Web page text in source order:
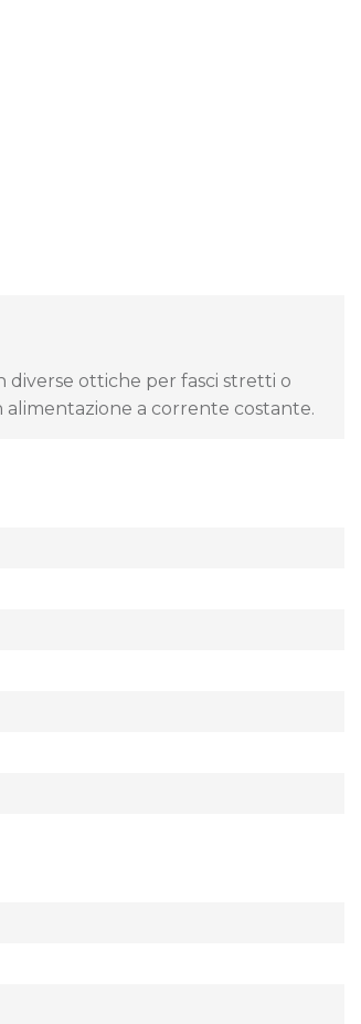
diverse ottiche per fasci stretti o
alimentazione a corrente costante.